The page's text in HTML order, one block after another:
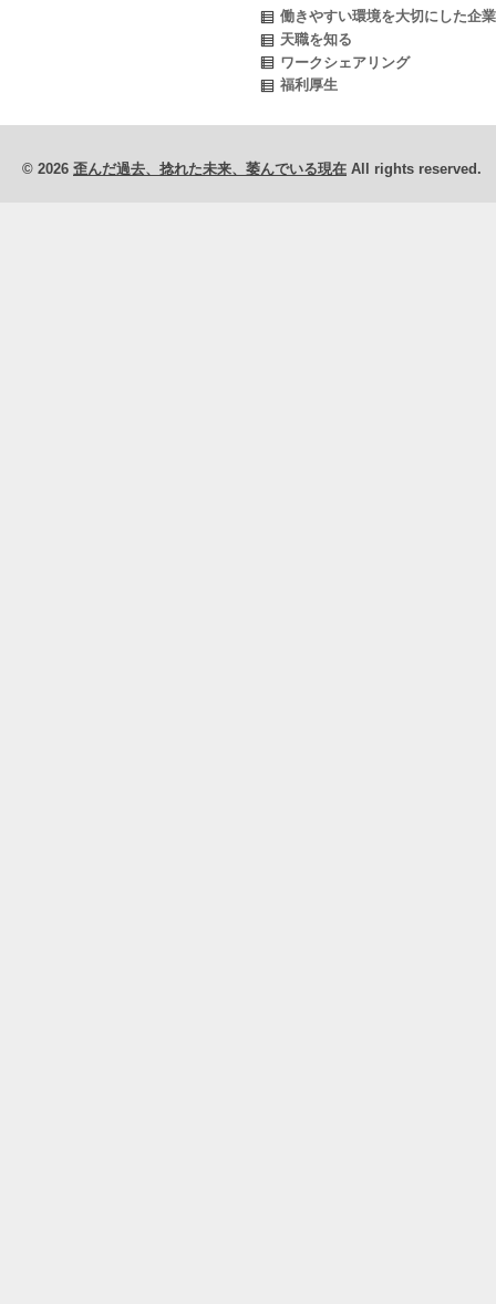
働きやすい環境を大切にした企業
天職を知る
ワークシェアリング
福利厚生
© 2026 歪んだ過去、捻れた未来、萎んでいる現在 All rights reserved.